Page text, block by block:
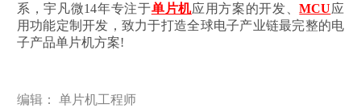
系，宇凡微14年专注于单片机应用方案的开发、MCU应
用功能定制开发，致力于打造全球电子产业链最完整的电
子产品单片机方案!
编辑： 单片机工程师